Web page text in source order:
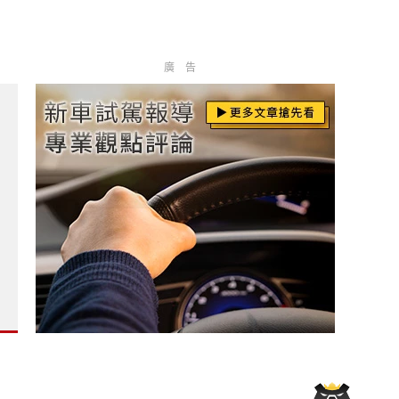
表 能效也很秋?
起 升級旗艦響宴三件組 《Ford Mustang》銷量多3倍
e-Power》一桶油跑1,980公里 創金氏新紀錄?
是可以買2台Mazda CX-5 還是補助後比CR-V e:HEV
廣告